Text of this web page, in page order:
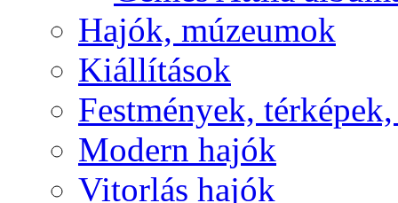
Hajók, múzeumok
Kiállítások
Festmények,
Modern hajók
Vitorlás hajók